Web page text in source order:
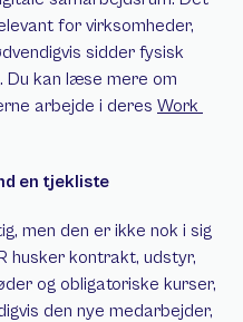
for virksomheder,
sidder fysisk
Du kan læse mere om
arbejde i deres Work
en tjekliste
men den er ikke nok i sig
husker kontrakt, udstyr,
og obligatoriske kurser,
den nye medarbejder,